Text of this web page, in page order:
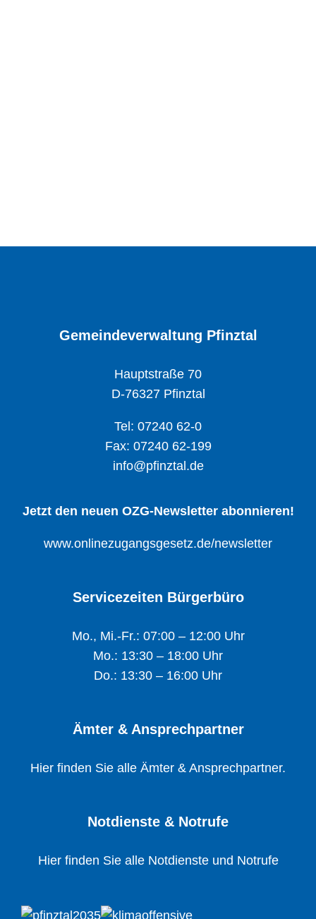
Gemeindeverwaltung Pfinztal
Hauptstraße 70
D-76327 Pfinztal
Tel: 07240 62-0
Fax: 07240 62-199
info@pfinztal.de
Jetzt den neuen OZG-Newsletter abonnieren!
www.onlinezugangsgesetz.de/newsletter
Servicezeiten Bürgerbüro
Mo., Mi.-Fr.: 07:00 – 12:00 Uhr
Mo.: 13:30 – 18:00 Uhr
Do.: 13:30 – 16:00 Uhr
Ämter & Ansprechpartner
Hier finden Sie alle Ämter & Ansprechpartner.
Notdienste & Notrufe
Hier finden Sie alle Notdienste und Notrufe